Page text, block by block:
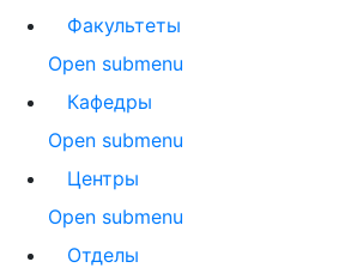
Факультеты
Open submenu
Кафедры
Open submenu
Центры
Open submenu
Отделы